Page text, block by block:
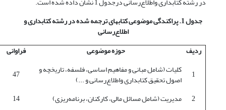
جدول 1. پراکندگی موضوعی کتابهای ترجمه شده در رشته کتابداری و
اطلاع‌رسانی
ردیف
حوزه موضوعی
فراوانی
1
کلیات (شامل مبانی و مفاهیم اساسی، فلسفه، تاریخچه و
اصول تحقیق کتابداری واطلاع‌رسانی و ...)
47
2
مدیریت (شامل مسائل مالی، کارکنان، برنامه‌ریزی)
14